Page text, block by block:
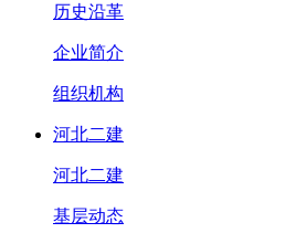
历史沿革
企业简介
组织机构
河北二建
河北二建
基层动态